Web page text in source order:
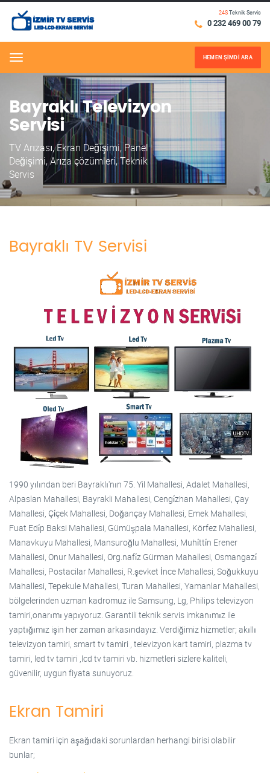
24STeknik Servis
0 232 469 00 79
Menu HEMEN ŞİMDİ ARA
Bayraklı Televizyon
Servisi
TV Arızası, Ekran Değişimi, Panel
Değişimi, Arıza çözümleri, Teknik
Servis
Bayraklı TV Servisi
1990 yılından beri Bayraklı'nın 75. Yil Mahallesi, Adalet Mahallesi,
Alpaslan Mahallesi, Bayrakli Mahallesi, Cengi̇zhan Mahallesi, Çay
Mahallesi, Çi̇çek Mahallesi, Doğançay Mahallesi, Emek Mahallesi,
Fuat Edi̇p Baksi Mahallesi, Gümüşpala Mahallesi, Körfez Mahallesi,
Manavkuyu Mahallesi, Mansuroğlu Mahallesi, Muhi̇tti̇n Erener
Mahallesi, Onur Mahallesi, Org.nafi̇z Gürman Mahallesi, Osmangazi̇
Mahallesi, Postacilar Mahallesi, R.şevket İnce Mahallesi, Soğukkuyu
Mahallesi, Tepekule Mahallesi, Turan Mahallesi, Yamanlar Mahallesi,
bölgelerinden uzman kadromuz ile Samsung, Lg, Philips televizyon
tamiri,onarımı yapıyoruz. Garantili teknik servis imkanımız ile
yaptığımız işin her zaman arkasındayız. Verdiğimiz hizmetler; akıllı
televizyon tamiri, smart tv tamiri , televizyon kart tamiri, plazma tv
tamiri, led tv tamiri ,lcd tv tamiri vb. hizmetleri sizlere kaliteli,
güvenilir, uygun fiyata sunuyoruz.
Ekran Tamiri
Ekran tamiri için aşağıdaki sorunlardan herhangi birisi olabilir
bunlar;